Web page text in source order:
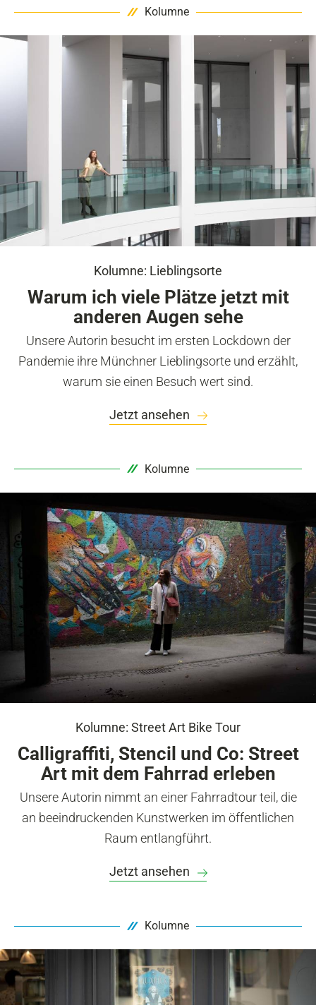
Kolumne
Kolumne: Lieblingsorte
Warum ich viele Plätze jetzt mit
anderen Augen sehe
Unsere Autorin besucht im ersten Lockdown der
Pandemie ihre Münchner Lieblingsorte und erzählt,
warum sie einen Besuch wert sind.
Jetzt ansehen
Kolumne
Kolumne: Street Art Bike Tour
Calligraffiti, Stencil und Co: Street
Art mit dem Fahrrad erleben
Unsere Autorin nimmt an einer Fahrradtour teil, die
an beeindruckenden Kunstwerken im öffentlichen
Raum entlangführt.
Jetzt ansehen
Kolumne